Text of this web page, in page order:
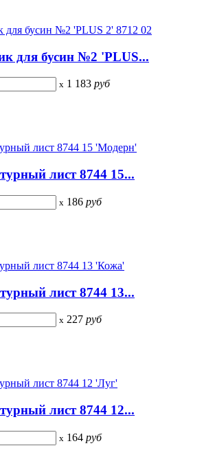
для бусин №2 'PLUS...
x 1 183 руб
лист 8744 15...
x 186 руб
лист 8744 13...
x 227 руб
лист 8744 12...
x 164 руб